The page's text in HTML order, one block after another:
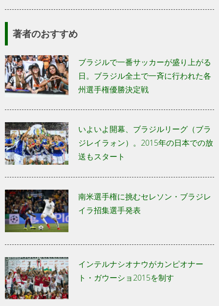
著者のおすすめ
ブラジルで一番サッカーが盛り上がる
日。ブラジル全土で一斉に行われた各
州選手権優勝決定戦
いよいよ開幕、ブラジルリーグ（ブラ
ジレイラォン）。2015年の日本での放
送もスタート
南米選手権に挑むセレソン・ブラジレ
イラ招集選手発表
インテルナシオナウがカンピオナー
ト・ガウーショ2015を制す